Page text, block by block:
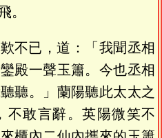
。
不已，道：「我聞丞相
殿一聲玉簫。今也丞相
聽。」蘭陽聽此太太之
不敢言辭。英陽微笑不